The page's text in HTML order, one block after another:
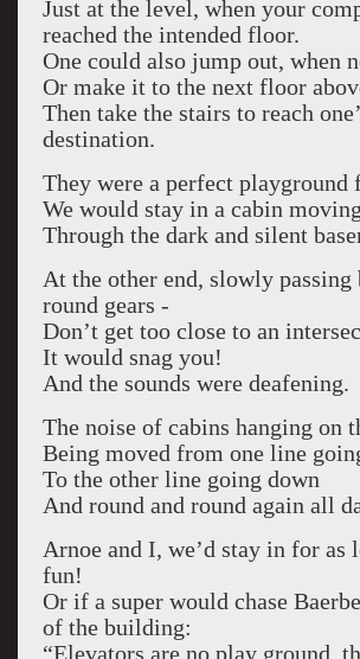
Just at the level, when your
reached the intended floor.
One could also jump out, when
Or make it to the next floor
Then take the stairs to reach
destination.
They were a perfect playground
We would stay in a cabin
Through the dark and silent
At the other end, slowly passing
round gears -
Don’t get too close to an
It would snag you!
And the sounds were deafening.
The noise of cabins hanging on
Being moved from one line
To the other line going down
And round and round again all
Arnoe and I, we’d stay in for as
fun!
Or if a super would chase
of the building:
“Elevators are no play ground,